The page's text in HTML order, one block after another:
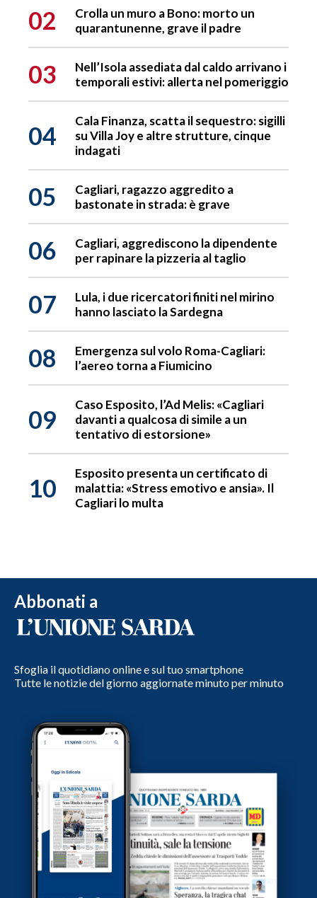
02
Crolla un muro a Bono: morto un
quarantunenne, grave il padre
03
Nell’Isola assediata dal caldo arrivano i
temporali estivi: allerta nel pomeriggio
04
Cala Finanza, scatta il sequestro: sigilli
su Villa Joy e altre strutture, cinque
indagati
05
Cagliari, ragazzo aggredito a
bastonate in strada: è grave
06
Cagliari, aggrediscono la dipendente
per rapinare la pizzeria al taglio
07
Lula, i due ricercatori finiti nel mirino
hanno lasciato la Sardegna
08
Emergenza sul volo Roma-Cagliari:
l’aereo torna a Fiumicino
09
Caso Esposito, l’Ad Melis: «Cagliari
davanti a qualcosa di simile a un
tentativo di estorsione»
10
Esposito presenta un certificato di
malattia: «Stress emotivo e ansia». Il
Cagliari lo multa
Abbonati a
Sfoglia il quotidiano online e sul tuo smartphone
Tutte le notizie del giorno aggiornate minuto per minuto